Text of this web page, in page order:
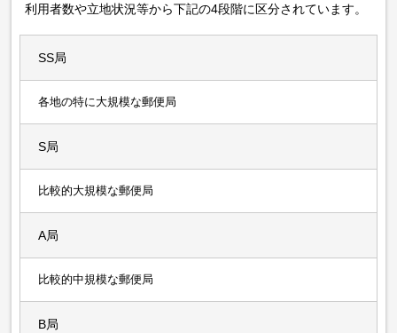
利用者数や立地状況等から下記の4段階に区分されています。
SS局
各地の特に大規模な郵便局
S局
比較的大規模な郵便局
A局
比較的中規模な郵便局
B局